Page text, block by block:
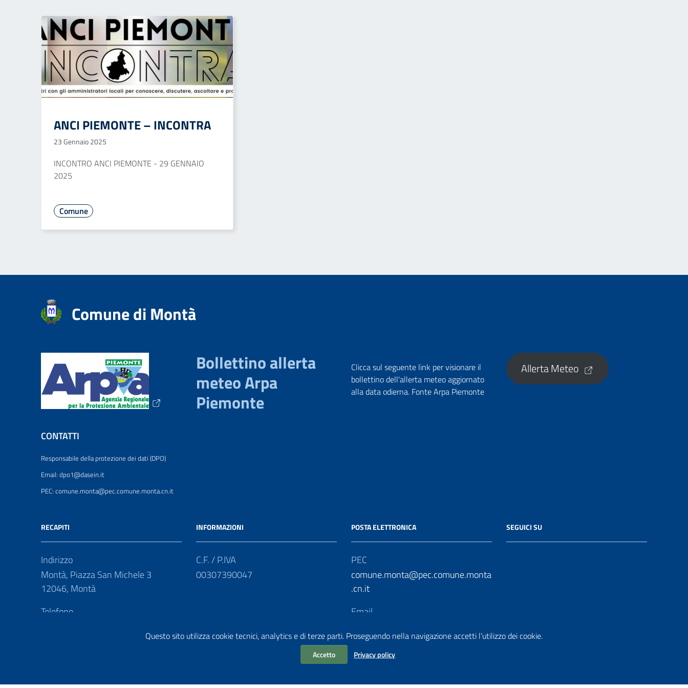
Questo sito utilizza cookie tecnici, analytics e di terze parti. Proseguendo nella navigazione accetti l’utilizzo dei cookie.
Accetto Privacy policy
ANCI PIEMONTE – INCONTRA
23 Gennaio 2025
INCONTRO ANCI PIEMONTE - 29 GENNAIO
2025
Comune
Comune di Montà
Bollettino allerta
meteo Arpa
Piemonte
Clicca sul seguente link per visionare il
bollettino dell'allerta meteo aggiornato
alla data odierna. Fonte Arpa Piemonte
Allerta Meteo
CONTATTI
Responsabile della protezione dei dati (DPO)
Email: dpo1@dasein.it
PEC: comune.monta@pec.comune.monta.cn.it
RECAPITI
Indirizzo
Montà, Piazza San Michele 3
12046, Montà
Telefono
INFORMAZIONI
C.F. / P.IVA
00307390047
POSTA ELETTRONICA
PEC
comune.monta@pec.comune.monta
.cn.it
Email
SEGUICI SU